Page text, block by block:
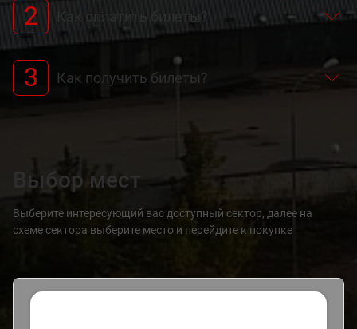
2 Как оплатить билеты?
3 Как получить билеты?
Выбор мест
Выберите интересующий вас доступный сектор, далее на
схеме сектора выберите место и перейдите к покупке